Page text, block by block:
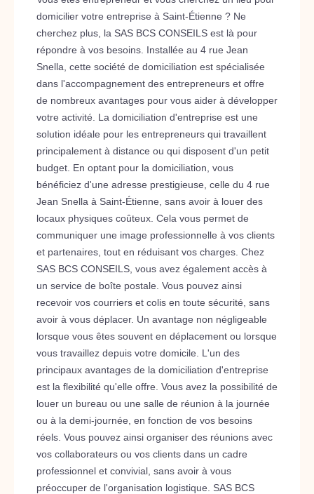
domicilier votre entreprise à Saint-Étienne ? Ne
cherchez plus, la SAS BCS CONSEILS est là pour
répondre à vos besoins. Installée au 4 rue Jean
Snella, cette société de domiciliation est spécialisée
dans l'accompagnement des entrepreneurs et offre
de nombreux avantages pour vous aider à développer
votre activité. La domiciliation d'entreprise est une
solution idéale pour les entrepreneurs qui travaillent
principalement à distance ou qui disposent d'un petit
budget. En optant pour la domiciliation, vous
bénéficiez d'une adresse prestigieuse, celle du 4 rue
Jean Snella à Saint-Étienne, sans avoir à louer des
locaux physiques coûteux. Cela vous permet de
communiquer une image professionnelle à vos clients
et partenaires, tout en réduisant vos charges. Chez
SAS BCS CONSEILS, vous avez également accès à
un service de boîte postale. Vous pouvez ainsi
recevoir vos courriers et colis en toute sécurité, sans
avoir à vous déplacer. Un avantage non négligeable
lorsque vous êtes souvent en déplacement ou lorsque
vous travaillez depuis votre domicile. L'un des
principaux avantages de la domiciliation d'entreprise
est la flexibilité qu'elle offre. Vous avez la possibilité de
louer un bureau ou une salle de réunion à la journée
ou à la demi-journée, en fonction de vos besoins
réels. Vous pouvez ainsi organiser des réunions avec
vos collaborateurs ou vos clients dans un cadre
professionnel et convivial, sans avoir à vous
préoccuper de l'organisation logistique. SAS BCS